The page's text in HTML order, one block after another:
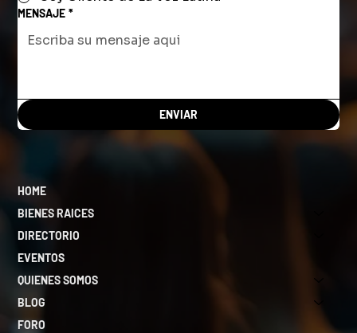
MENSAJE *
ENVIAR
HOME
BIENES RAICES
DIRECTORIO
EVENTOS
QUIENES SOMOS
BLOG
FORO